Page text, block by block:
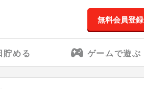
無料会員登録
貯める ゲームで遊ぶ